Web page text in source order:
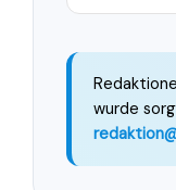
wurde